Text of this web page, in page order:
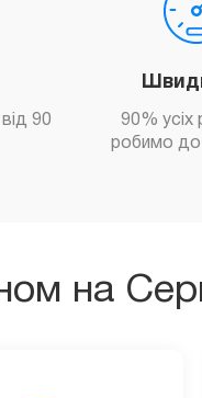
90
90% усіх
робимо до
на